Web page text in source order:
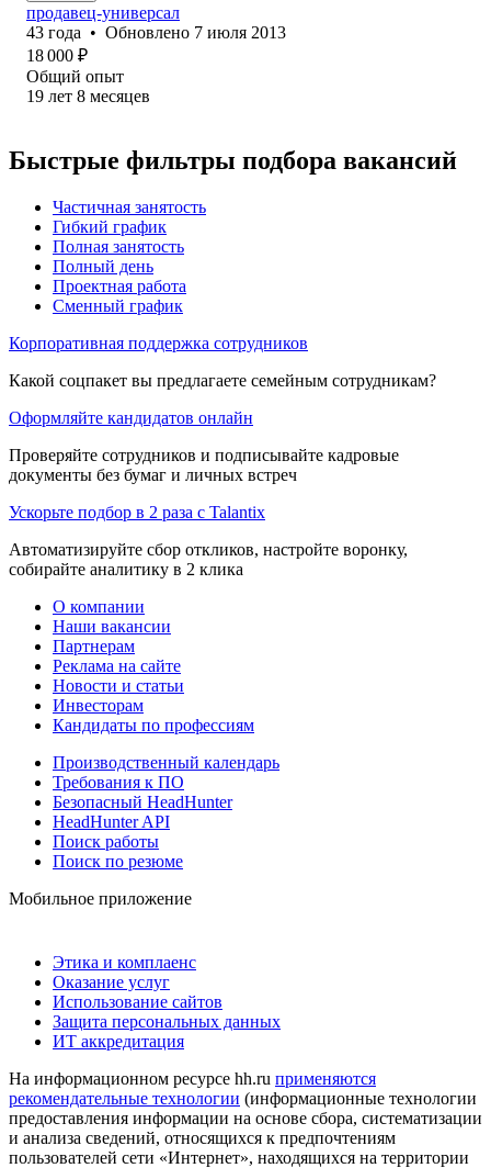
продавец-универсал
43 года • Обновлено 7 июля 2013
18 000 ₽
Общий опыт
19 лет 8 месяцев
Быстрые фильтры подбора вакансий
Частичная занятость
Гибкий график
Полная занятость
Полный день
Проектная работа
Сменный график
Корпоративная поддержка сотрудников
Какой соцпакет вы предлагаете семейным сотрудникам?
Оформляйте кандидатов онлайн
Проверяйте сотрудников и подписывайте кадровые
документы без бумаг и личных встреч
Ускорьте подбор в 2 раза с Talantix
Автоматизируйте сбор откликов, настройте воронку,
собирайте аналитику в 2 клика
О компании
Наши вакансии
Партнерам
Реклама на сайте
Новости и статьи
Инвесторам
Кандидаты по профессиям
Производственный календарь
Требования к ПО
Безопасный HeadHunter
HeadHunter API
Поиск работы
Поиск по резюме
Мобильное приложение
Этика и комплаенс
Оказание услуг
Использование сайтов
Защита персональных данных
ИТ аккредитация
На информационном ресурсе hh.ru применяются
рекомендательные технологии (информационные технологии
предоставления информации на основе сбора, систематизации
и анализа сведений, относящихся к предпочтениям
пользователей сети «Интернет», находящихся на территории